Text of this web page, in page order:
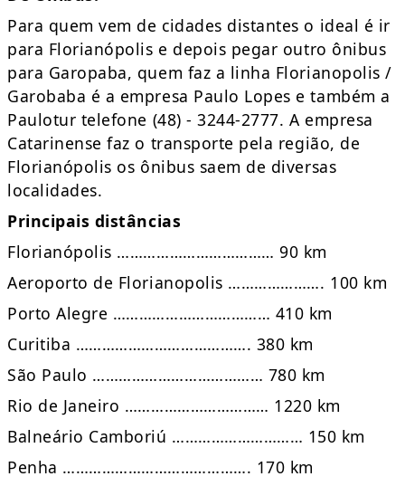
Para quem vem de cidades distantes o ideal é ir
para Florianópolis e depois pegar outro ônibus
para Garopaba, quem faz a linha Florianopolis /
Garobaba é a empresa Paulo Lopes e também a
Paulotur telefone (48) - 3244-2777. A empresa
Catarinense faz o transporte pela região, de
Florianópolis os ônibus saem de diversas
localidades.
Principais distâncias
Florianópolis ……………………………… 90 km
Aeroporto de Florianopolis …………………. 100 km
Porto Alegre ……………………………… 410 km
Curitiba …………………………………. 380 km
São Paulo ………………………………… 780 km
Rio de Janeiro …………………………… 1220 km
Balneário Camboriú ………………………… 150 km
Penha ……………………………………. 170 km